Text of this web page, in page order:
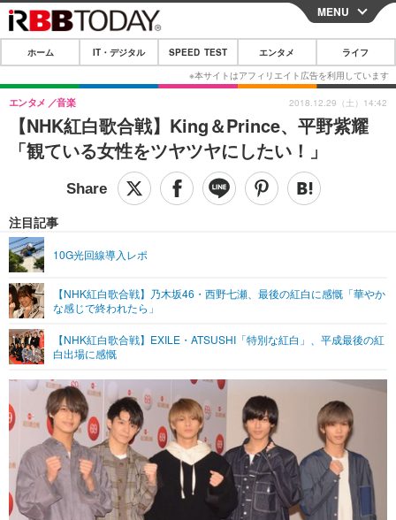
CLOSE
ホーム
IT・デジタル
IT・デジタルTOP スマートフォン
ショッピング その他
SPEED TEST
エンタメTOP 映画・ドラマ
グラビア
ショッピング その他
ライフTOP
その他
リリース一覧
プッシュ通知の停止方法
MENU
ホーム IT・デジタル SPEED TEST エンタメ ライフ
【NHK紅白歌合戦】King＆Prince、平野紫耀
「観ている女性をツヤツヤにしたい！」
エンタメ 音楽
注目記事
10G光回線導入レポ
【NHK紅白歌合戦】乃木坂46・西野七瀬、最後の紅白に感慨「華やか
な感じで終われたら」
【NHK紅白歌合戦】EXILE・ATSUSHI「特別な紅白」、平成最後の紅
白出場に感慨
2018.12.29（土）14:42